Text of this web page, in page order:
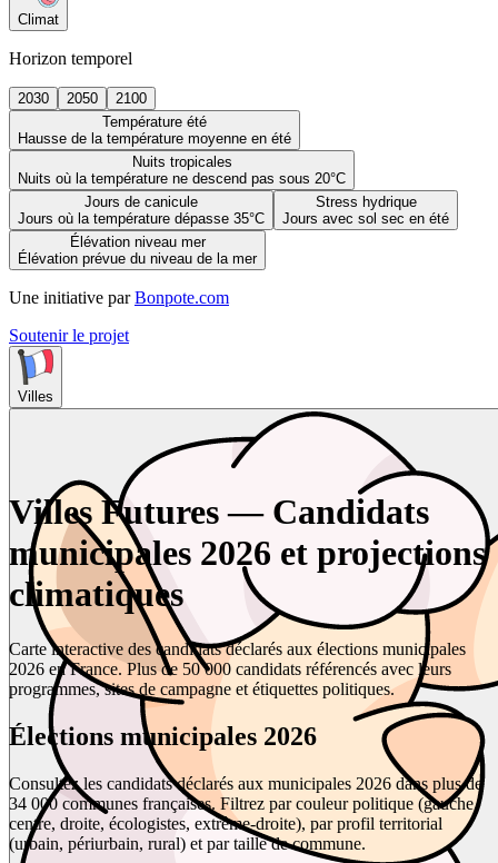
Climat
Horizon temporel
2030 2050
2100
Température été
Hausse de la température moyenne en été
Nuits tropicales
Nuits où la température ne descend pas sous 20°C
Jours de canicule
Jours où la température dépasse 35°C
Stress hydrique
Jours avec sol sec en été
Élévation niveau mer
Élévation prévue du niveau de la mer
Une initiative par Bonpote.com
Soutenir le projet
Villes
Villes Futures — Candidats
municipales 2026 et projections
climatiques
Carte interactive des candidats déclarés aux élections municipales
2026 en France. Plus de 50 000 candidats référencés avec leurs
programmes, sites de campagne et étiquettes politiques.
Élections municipales 2026
Consultez les candidats déclarés aux municipales 2026 dans plus de
34 000 communes françaises. Filtrez par couleur politique (gauche,
centre, droite, écologistes, extrême-droite), par profil territorial
(urbain, périurbain, rural) et par taille de commune.